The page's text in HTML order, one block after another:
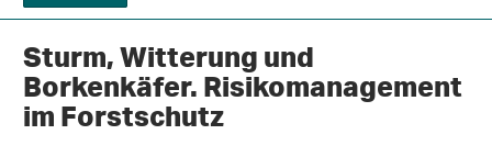
Sturm, Witterung und
Borkenkäfer. Risikomanagement
im Forstschutz